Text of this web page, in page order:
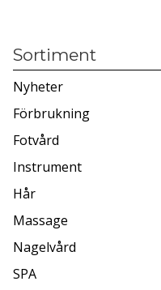
Sortiment
Nyheter
Förbrukning
Fotvård
Instrument
Hår
Massage
Nagelvård
SPA